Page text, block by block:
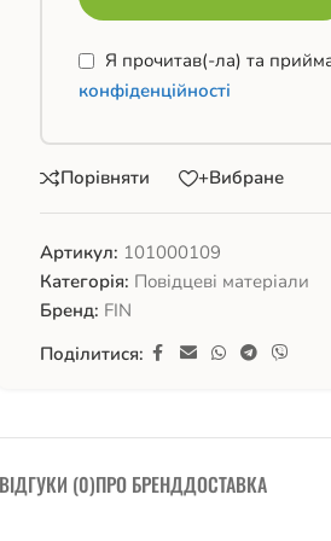
Я прочитав(-ла) та
конфіденційності
Порівняти +Вибране
Артикул: 101000109
Категорія: Повідцеві матеріали
Бренд: FIN
Поділитися:
ВІДГУКИ (0)ПРО БРЕНДДОСТАВКА